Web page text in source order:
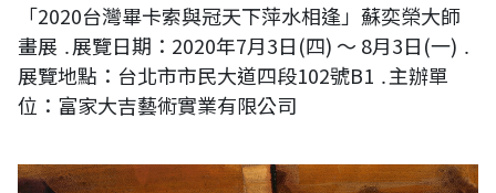
「2020台灣畢卡索與冠天下萍水相逢」蘇奕榮大師
畫展 ․展覽日期：2020年7月3日(四) ～ 8月3日(一) ․
展覽地點：台北市市民大道四段102號B1 ․主辦單
位：富家大吉藝術實業有限公司
陳文龍 城市記憶 水彩、紙 54x78cm 2018